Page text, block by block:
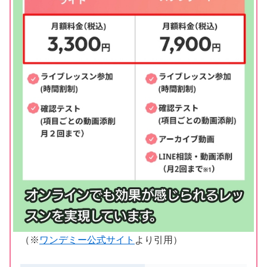
（※ ワンデミー公式サイト より引用）